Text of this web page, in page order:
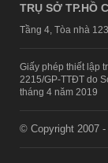
TRỤ SỞ TP.HỒ
Tầng 4, Tòa nhà
Giấy phép thiết lập
2215/GP-TTĐT do
tháng 4 năm 2019
© Copyright 2007 -